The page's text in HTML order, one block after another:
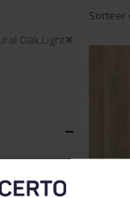
Sorteer
Oak,Light